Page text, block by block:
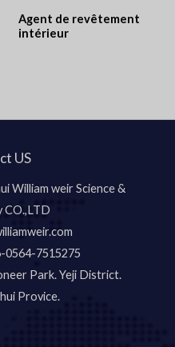
Agent de revêtement
intérieur
US
William weir Science &
CO.,LTD
0564-7515275
Park. Yeji District.
Provice.